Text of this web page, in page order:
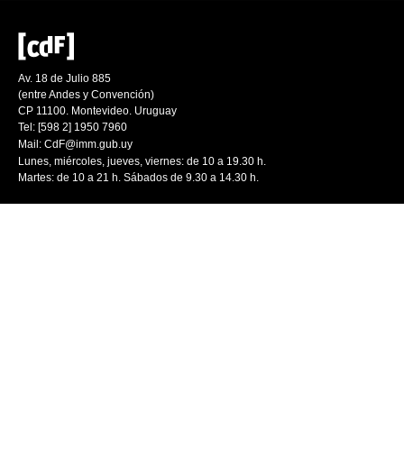
Av. 18 de Julio 885
(entre Andes y Convención)
CP 11100. Montevideo. Uruguay
Tel: [598 2] 1950 7960
Mail: CdF@imm.gub.uy
Lunes, miércoles, jueves, viernes: de 10 a 19.30 h.
Martes: de 10 a 21 h. Sábados de 9.30 a 14.30 h.